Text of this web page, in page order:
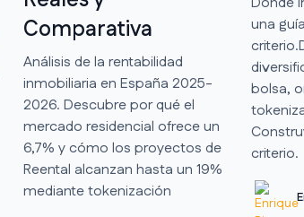
Comparativa
Análisis de la rentabilidad
inmobiliaria en España 2025-
2026. Descubre por qué el
mercado residencial ofrece un
6,7% y cómo los proyectos de
Reental alcanzan hasta un 19%
mediante tokenización
una
bolsa,
criterio.